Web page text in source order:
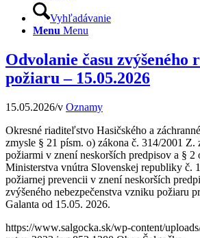
Vyhľadávanie
Menu Menu
Odvolanie času zvýšeného
požiaru – 15.05.2026
15.05.2026/v Oznamy
Okresné riaditeľstvo Hasičského a
zmysle § 21 písm. o) zákona č. 314/2001 Z.
požiarmi v znení neskorších predpisov a § 2
Ministerstva vnútra Slovenskej republiky č.
požiarnej prevencii v znení neskorších
zvýšeného nebezpečenstva vzniku požiaru
Galanta od 15.05. 2026.
https://www.salgocka.sk/wp-content/